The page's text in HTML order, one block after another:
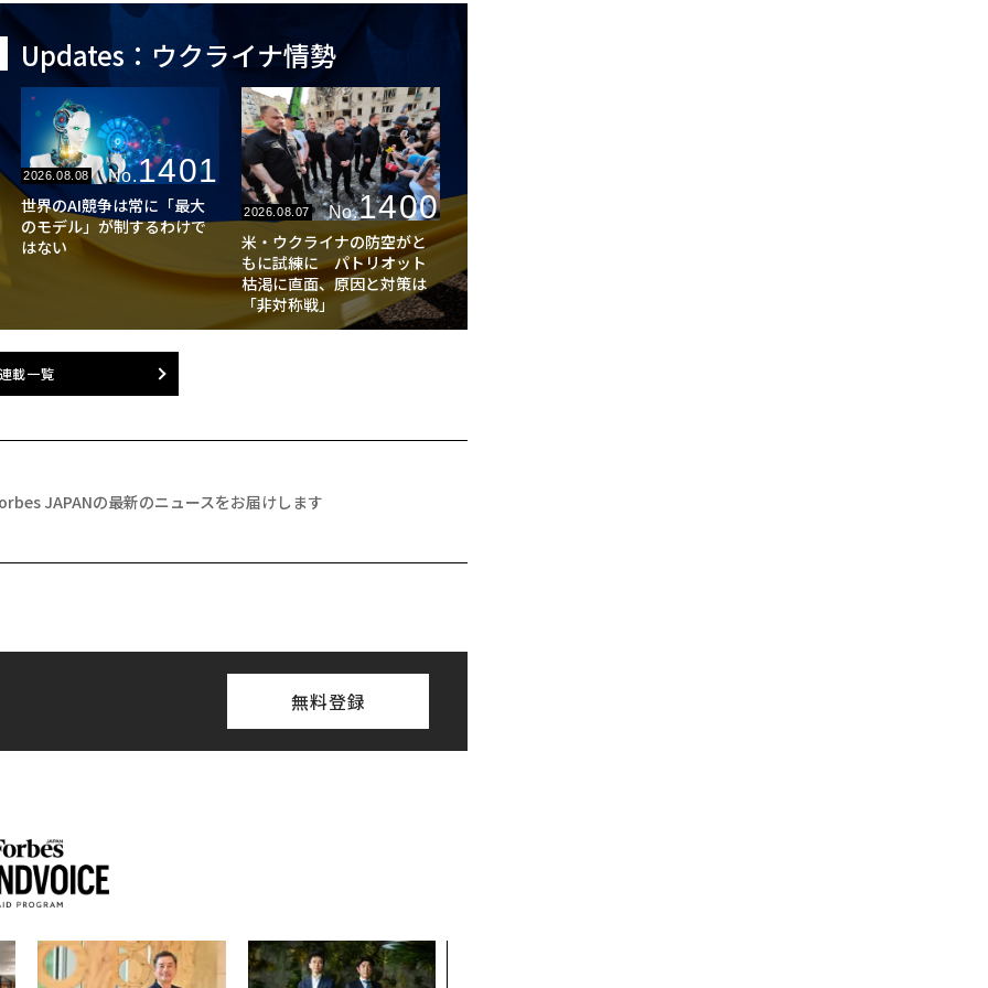
Updates：ウクライナ情勢
2026.08.08 No.1401
世界のAI競争は常に「最大
のモデル」が制するわけで
はない
2026.08.07 No.1400
米・ウクライナの防空がと
もに試練に パトリオット
枯渇に直面、原因と対策は
「非対称戦」
載一覧
JAPANの最新のニュースをお届けします
無料登録